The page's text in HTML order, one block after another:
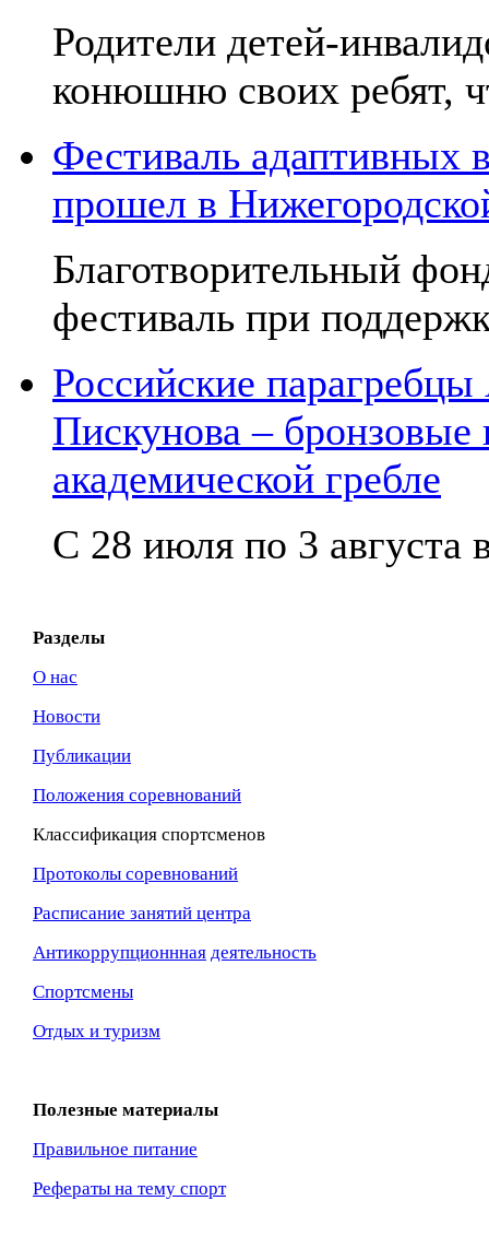
Родители детей-
конюшню своих ребят,
Фестиваль адаптивных
прошел в
Благотворительный
фестиваль при
Российские
Пискунова –
академической гребле
С 28 июля по 3 августа
Разделы
О нас
Новости
Публикации
Положения соревнований
Классификация спортсменов
Протоколы соревнований
Расписание занятий центра
Антикоррупционнная деятельность
Спортсмены
Отдых и туризм
Полезные материалы
Правильное питание
Рефераты на тему спорт